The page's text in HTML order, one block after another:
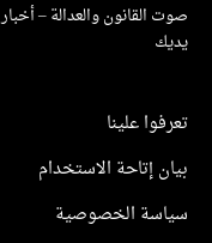
صوت القانون والعدالة –
يديك
تعرفوا علينا
بيان إتاحة الاستخدام
سياسة الخصوصية